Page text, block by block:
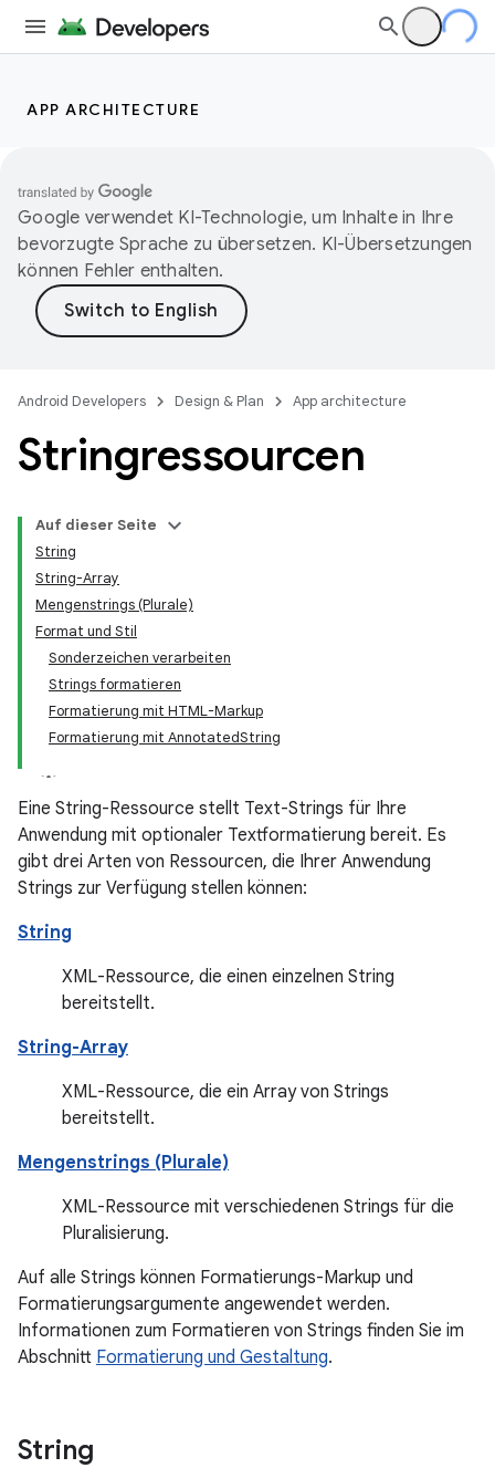
APP ARCHITECTURE
Google verwendet KI-Technologie, um Inhalte in Ihre
bevorzugte Sprache zu übersetzen. KI-Übersetzungen
können Fehler enthalten.
Android Developers Design & Plan App architecture
Stringressourcen
Auf dieser Seite
String
String-Array
Mengenstrings (Plurale)
Format und Stil
Sonderzeichen verarbeiten
Strings formatieren
Formatierung mit HTML-Markup
Formatierung mit AnnotatedString
Eine String-Ressource stellt Text-Strings für Ihre
Anwendung mit optionaler Textformatierung bereit. Es
gibt drei Arten von Ressourcen, die Ihrer Anwendung
Strings zur Verfügung stellen können:
String
XML-Ressource, die einen einzelnen String
bereitstellt.
String-Array
XML-Ressource, die ein Array von Strings
bereitstellt.
Mengenstrings (Plurale)
XML-Ressource mit verschiedenen Strings für die
Pluralisierung.
Auf alle Strings können Formatierungs-Markup und
Formatierungsargumente angewendet werden.
Informationen zum Formatieren von Strings finden Sie im
Abschnitt Formatierung und Gestaltung.
String